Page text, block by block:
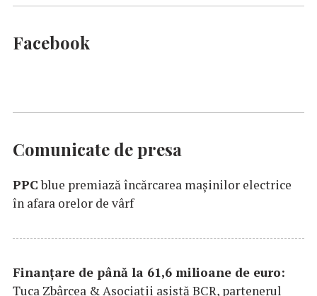
Facebook
Comunicate de presa
PPCblue premiază încărcarea maşinilor electrice
în afara orelor de vârf
Finanțare de până la 61,6 milioane de euro:
Țuca Zbârcea & Asociații asistă BCR, partenerul